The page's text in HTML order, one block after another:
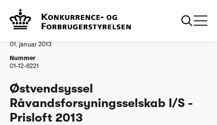
Vandtilsyn
01. januar 2013
Nummer
01-12-6221
Østvendsyssel
Råvandsforsyningsselskab I/S -
Prisloft 2013